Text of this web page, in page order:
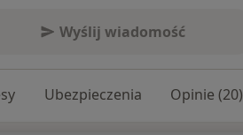
Wyślij wiadomość
Ubezpieczenia Opinie (20)